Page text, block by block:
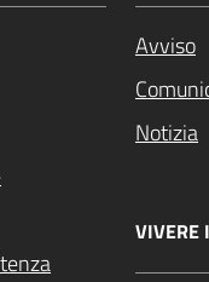
Avviso
Notizia
VIVERE